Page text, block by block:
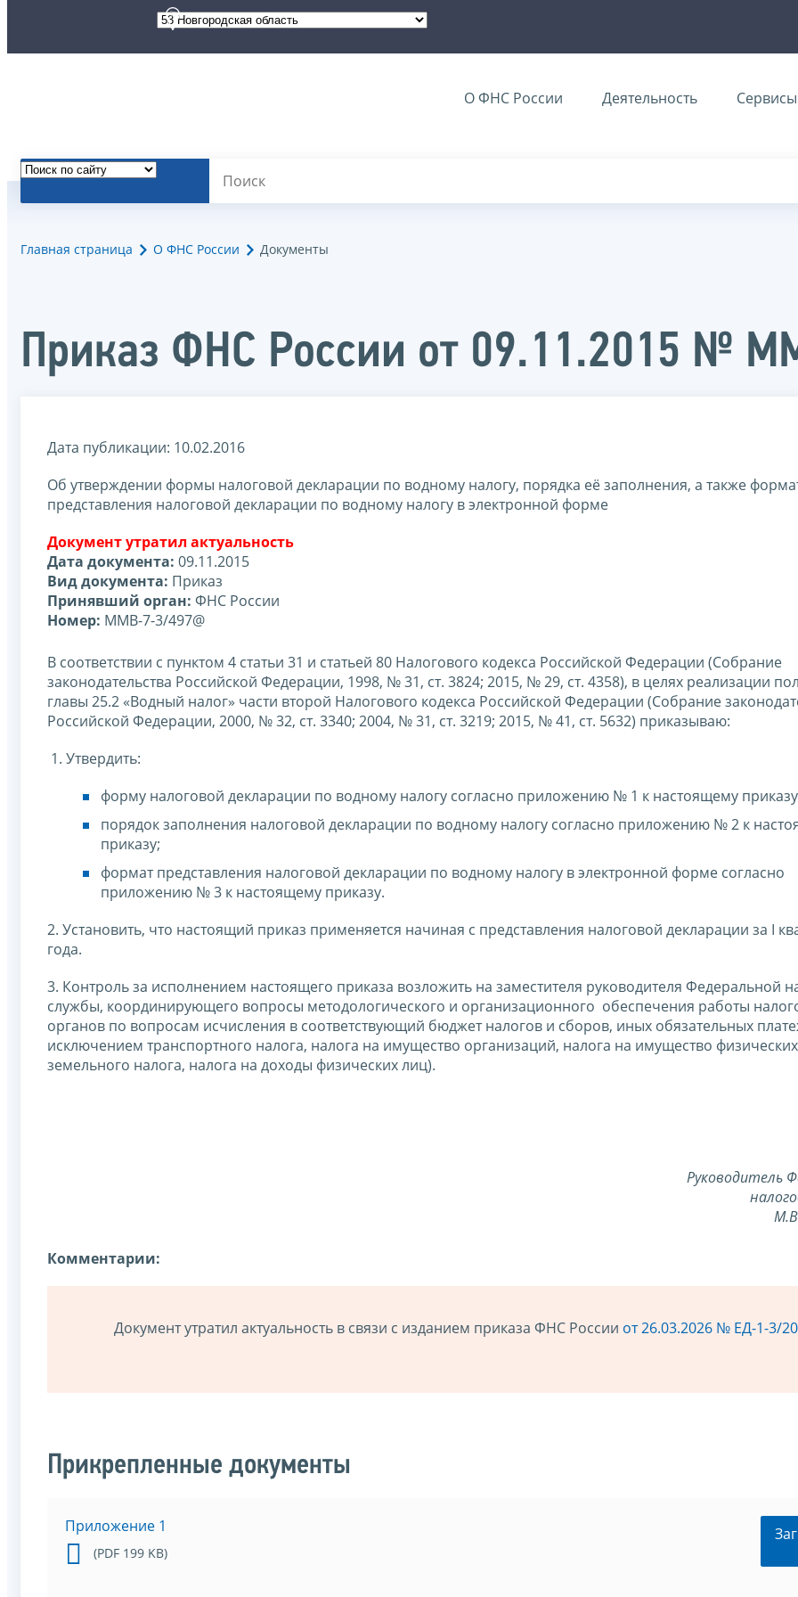
О ФНС России Деятельность Сервисы
Главная страница О ФНС России Документы
Приказ ФНС России от 09.11.2015 №
Дата публикации: 10.02.2016
Об утверждении формы налоговой декларации по водному налогу, порядка её заполнения, а также
представления налоговой декларации по водному налогу в электронной форме
Документ утратил актуальность
Дата документа: 09.11.2015
Вид документа: Приказ
Принявший орган: ФНС России
Номер: ММВ-7-3/497@
В соответствии с пунктом 4 статьи 31 и статьей 80 Налогового кодекса Российской Федерации (Собрание
законодательства Российской Федерации, 1998, № 31, ст. 3824; 2015, № 29, ст. 4358), в целях реализации
главы 25.2 «Водный налог» части второй Налогового кодекса Российской Федерации (Собрание
Российской Федерации, 2000, № 32, ст. 3340; 2004, № 31, ст. 3219; 2015, № 41, ст. 5632) приказываю:
1. Утвердить:
форму налоговой декларации по водному налогу согласно приложению № 1 к настоящему
порядок заполнения налоговой декларации по водному налогу согласно приложению № 2 к
приказу;
формат представления налоговой декларации по водному налогу в электронной форме согласно
приложению № 3 к настоящему приказу.
2. Установить, что настоящий приказ применяется начиная с представления налоговой декларации за I
года.
3. Контроль за исполнением настоящего приказа возложить на заместителя руководителя Федеральной
службы, координирующего вопросы методологического и организационного обеспечения работы
органов по вопросам исчисления в соответствующий бюджет налогов и сборов, иных обязательных
исключением транспортного налога, налога на имущество организаций, налога на имущество
земельного налога, налога на доходы физических лиц).
Руководитель
Комментарии:
Документ утратил актуальность в связи с изданием приказа ФНС России от 26.03.2026 № ЕД-1-3/
Прикрепленные документы
Приложение 1
(PDF 199 KB)